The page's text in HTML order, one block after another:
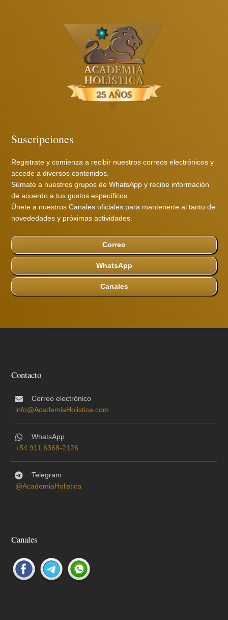
Suscripciones
Registrate y comienza a recibir nuestros correos electrónicos y
accede a diversos contenidos.
Súmate a nuestros grupos de WhatsApp y recibe información
de acuerdo a tus gustos específicos.
Únete a nuestros Canales oficiales para mantenerte al tanto de
novededades y próximas actividades.
Correo
WhatsApp
Canales
Contacto
Correo electrónico
info@AcademiaHolistica.com
WhatsApp
+54 911 6368-2126
Telegram
@AcademiaHolistica
Canales